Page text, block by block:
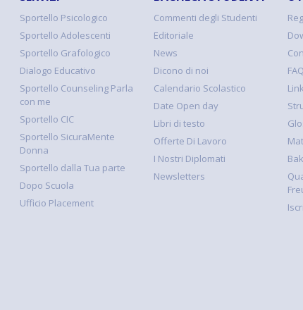
Sportello Psicologico
Sportello Adolescenti
Sportello Grafologico
Dialogo Educativo
Sportello Counseling Parla
con me
Sportello CIC
Sportello SicuraMente
Donna
Sportello dalla Tua parte
Dopo Scuola
Ufficio Placement
Commenti degli Studenti
Editoriale
News
Dicono di noi
Calendario Scolastico
Date Open day
Libri di testo
Offerte Di Lavoro
I Nostri Diplomati
Newsletters